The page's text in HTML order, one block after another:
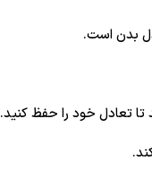
بدن است.
تا تعادل خود را حفظ کنید.